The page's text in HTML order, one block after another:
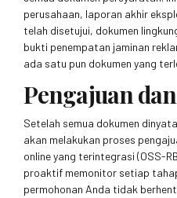
perusahaan, laporan akhir
telah disetujui, dokumen
bukti penempatan jaminan
ada satu pun dokumen yang
Pengajuan
Setelah semua dokumen
akan melakukan proses
online yang terintegrasi (OSS-
proaktif memonitor setiap
permohonan Anda tidak